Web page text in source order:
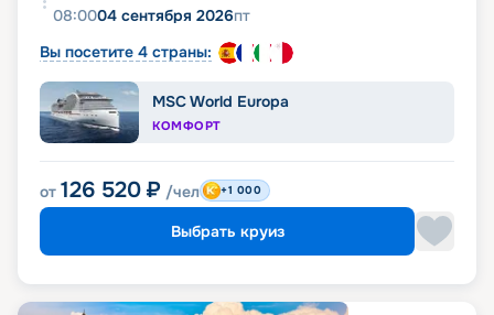
08:0004 сентября 2026пт
Вы посетите 4 страны:
MSC World Europa
КОМФОРТ
от 126 520 ₽ /чел +1 000
Выбрать круиз